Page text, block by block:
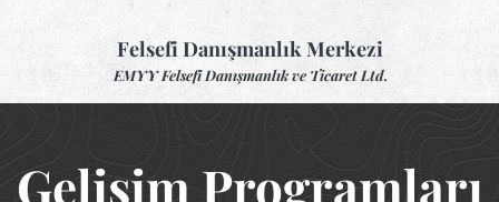
Felsefi Danışmanlık Merkezi
EMYY Felsefi Danışmanlık ve Ticaret Ltd.
Gelişim Programları